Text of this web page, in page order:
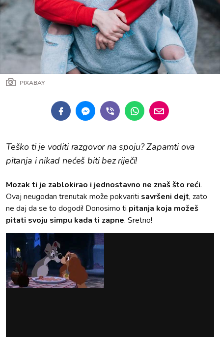
PIXABAY
Teško ti je voditi razgovor na spoju? Zapamti ova
pitanja i nikad nećeš biti bez riječi!
Mozak ti je zablokirao i jednostavno ne znaš što reći.
Ovaj neugodan trenutak može pokvariti savršeni dejt, zato
ne daj da se to dogodi! Donosimo ti pitanja koja možeš
pitati svoju simpu kada ti zapne. Sretno!